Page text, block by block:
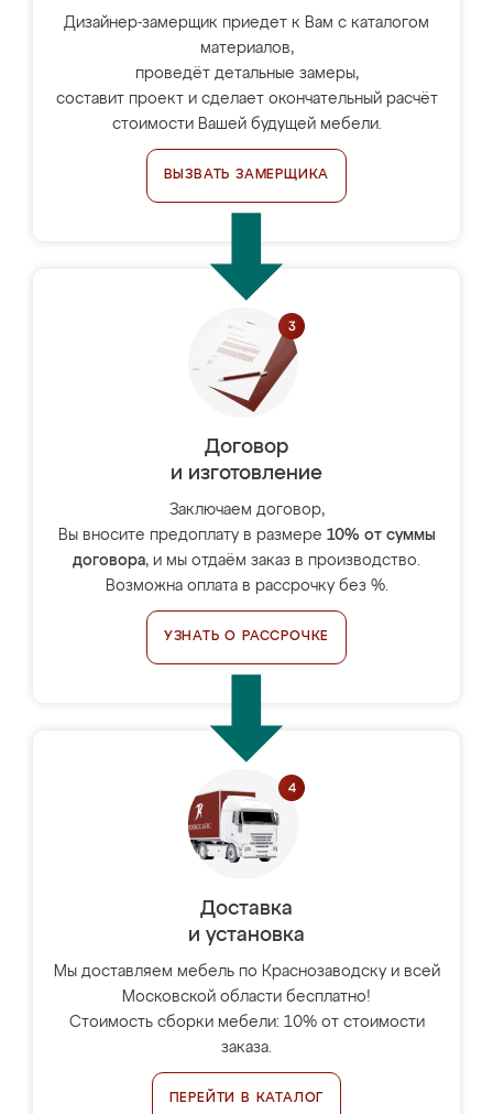
Дизайнер-замерщик приедет к Вам с каталогом
материалов,
проведёт детальные замеры,
составит проект и сделает окончательный расчёт
стоимости Вашей будущей мебели.
ВЫЗВАТЬ ЗАМЕРЩИКА
Договор
и изготовление
Заключаем договор,
Вы вносите предоплату в размере 10% от суммы
договора, и мы отдаём заказ в производство.
Возможна оплата в рассрочку без %.
УЗНАТЬ О РАССРОЧКЕ
Доставка
и установка
Мы доставляем мебель по Краснозаводску и всей
Московской области бесплатно!
Стоимость сборки мебели: 10% от стоимости
заказа.
ПЕРЕЙТИ В КАТАЛОГ